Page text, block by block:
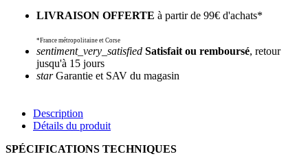
LIVRAISON OFFERTE à partir de 99€ d'achats*
*France métropolitaine et Corse
sentiment_very_satisfied Satisfait ou remboursé, retour
jusqu'à 15 jours
starGarantie et SAV du magasin
Description
Détails du produit
SPÉCIFICATIONS TECHNIQUES